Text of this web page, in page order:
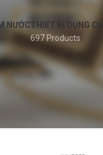
NƯỚCTHIẾT BỊ DỤNG CỤ
697 Products